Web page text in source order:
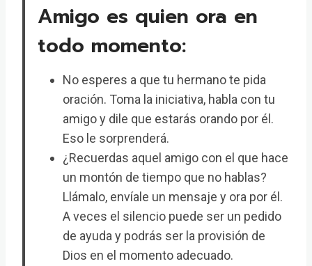
Amigo es quien ora en
todo momento:
No esperes a que tu hermano te pida
oración. Toma la iniciativa, habla con tu
amigo y dile que estarás orando por él.
Eso le sorprenderá.
¿Recuerdas aquel amigo con el que hace
un montón de tiempo que no hablas?
Llámalo, envíale un mensaje y ora por él.
A veces el silencio puede ser un pedido
de ayuda y podrás ser la provisión de
Dios en el momento adecuado.